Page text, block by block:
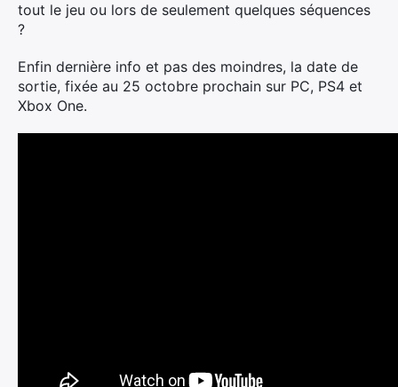
tout le jeu ou lors de seulement quelques séquences
?
Enfin dernière info et pas des moindres, la date de
sortie, fixée au 25 octobre prochain sur PC, PS4 et
Xbox One.